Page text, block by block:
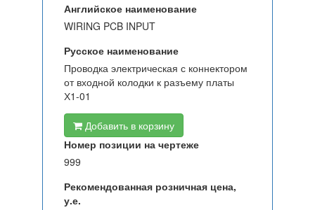
Английское наименование
WIRING PCB INPUT
Русское наименование
Проводка электрическая с коннектором
от входной колодки к разъему платы
Х1-01
Добавить в корзину
Номер позиции на чертеже
999
Рекомендованная розничная цена,
у.е.